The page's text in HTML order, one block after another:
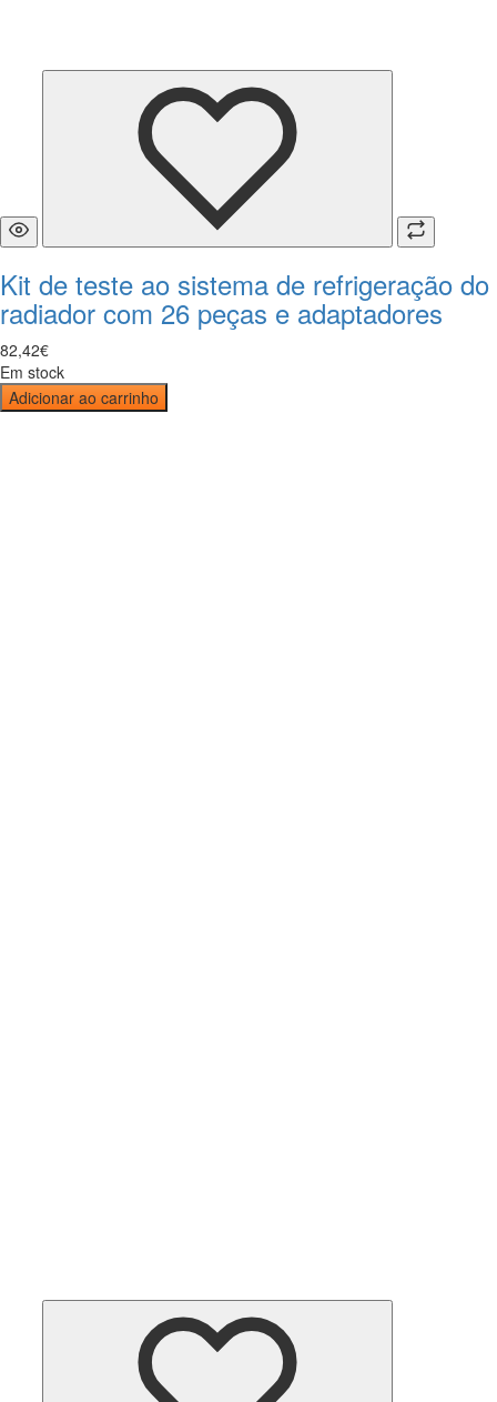
Kit de teste ao sistema de refrigeração do
radiador com 26 peças e adaptadores
82,42€
Em stock
Adicionar ao carrinho